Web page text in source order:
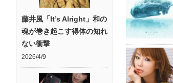
藤井風「It’s Alright」和の
魂が巻き起こす得体の知れ
ない衝撃
2026/4/9